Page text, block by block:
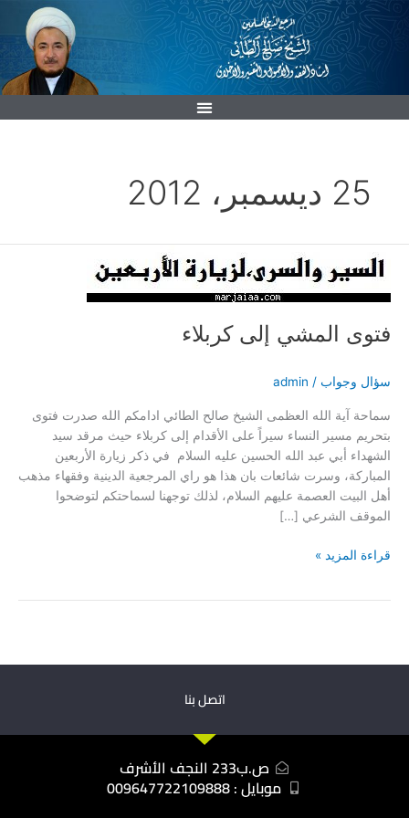
تخطي
25 ديسمبر، 2012
فتوى المشي إلى كربلاء
سؤال وجواب /
admin
سماحة آية الله العظمى الشيخ صالح الطائي ادامكم الله صدرت فتوى
بتحريم مسير النساء سيراً على الأقدام إلى كربلاء حيث مرقد سيد
الشهداء أبي عبد الله الحسين عليه السلام في ذكر زيارة الأربعين
المباركة، وسرت شائعات بان هذا هو راي المرجعية الدينية وفقهاء مذهب
أهل البيت العصمة عليهم السلام، لذلك توجهنا لسماحتكم لتوضحوا
الموقف الشرعي […]
فتوى
المشي
إلى
قراءة المزيد »
اتصل بنا
ص.ب233 النجف الأشرف
موبايل : 009647722109888